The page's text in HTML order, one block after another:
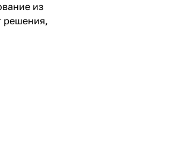
из
решения,